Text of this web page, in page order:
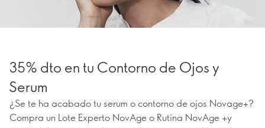
35% dto en tu Contorno de Ojos y
Serum
¿Se te ha acabado tu serum o contorno de ojos Novage+?
Compra un Lote Experto NovAge o Rutina NovAge +y